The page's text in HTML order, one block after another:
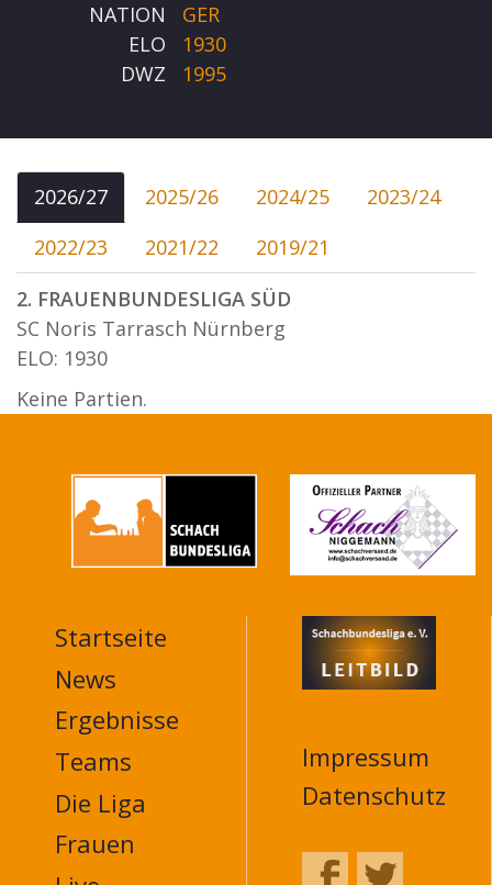
NATION
GER
ELO
1930
DWZ
1995
2026/27 2025/26 2024/25
2023/24
2022/23
2021/22
2019/21
2. FRAUENBUNDESLIGA SÜD
SC Noris Tarrasch Nürnberg
ELO: 1930
Keine Partien.
MAIN
NAVIGATION
FOOTER
Startseite
News
Ergebnisse
Teams
Die Liga
Frauen
Impressum
Datenschutz